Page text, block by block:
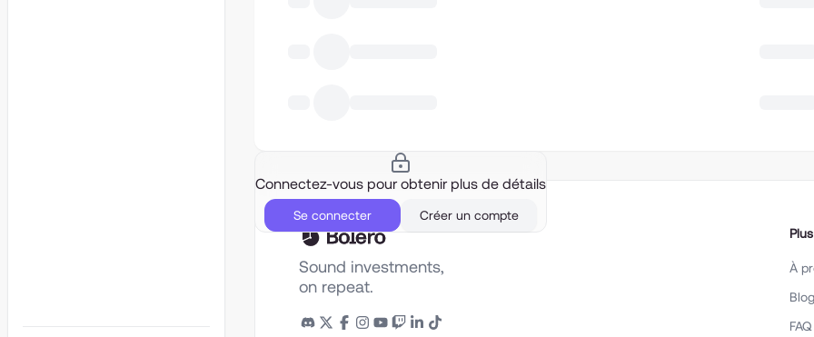
Connectez-vous pour obtenir plus de détails
Se connecter Créer un compte
Sound investments,
on repeat.
Plus
À
Blog
FAQ